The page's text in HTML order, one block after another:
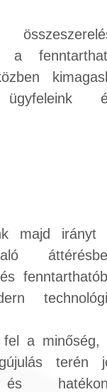
a
ügyfeleink
majd irányt
fel a minőség,
terén